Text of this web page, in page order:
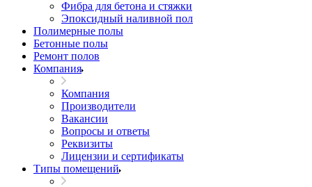
Фибра для бетона и стяжки
Эпоксидный наливной пол
Полимерные полы
Бетонные полы
Ремонт полов
Компания
Компания
Производители
Вакансии
Вопросы и ответы
Реквизиты
Лицензии и сертификаты
Типы помещений